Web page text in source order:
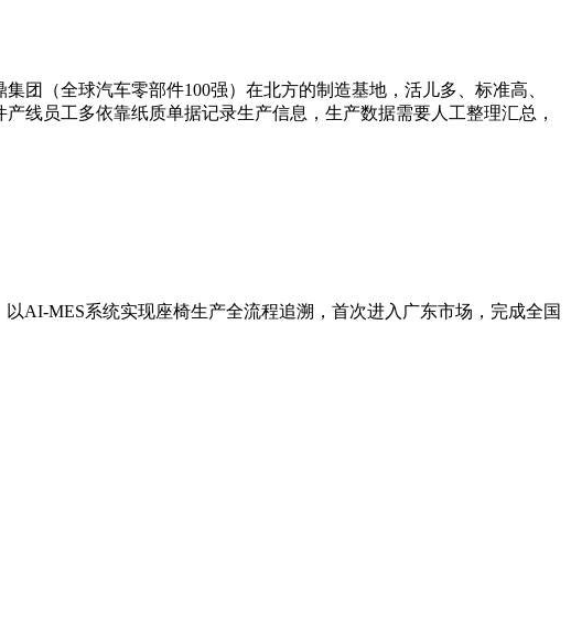
团（全球汽车零部件100强）在北方的制造基地，活儿多、标准高、
线员工多依靠纸质单据记录生产信息，生产数据需要人工整理汇总，
AI-MES系统实现座椅生产全流程追溯，首次进入广东市场，完成全国